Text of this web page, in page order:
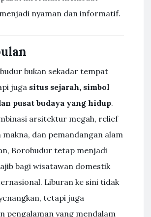
nyaman dan informatif.
bukan sekadar tempat
juga situs sejarah, simbol
pusat budaya yang hidup.
arsitektur megah, relief
makna, dan pemandangan alam
Borobudur tetap menjadi
bagi wisatawan domestik
Liburan ke sini tidak
tetapi juga
pengalaman yang mendalam